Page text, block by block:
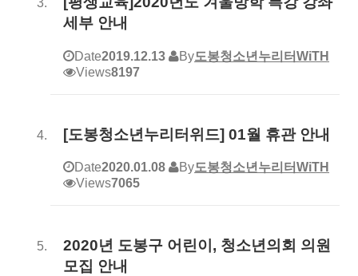
세부 안내
Date2019.12.13 By도봉청소년누리터WiTH
Views8197
[도봉청소년누리터위드] 01월 휴관 안내
Date2020.01.08 By도봉청소년누리터WiTH
Views7065
2020년 도봉구 어린이, 청소년의회 의원
모집 안내